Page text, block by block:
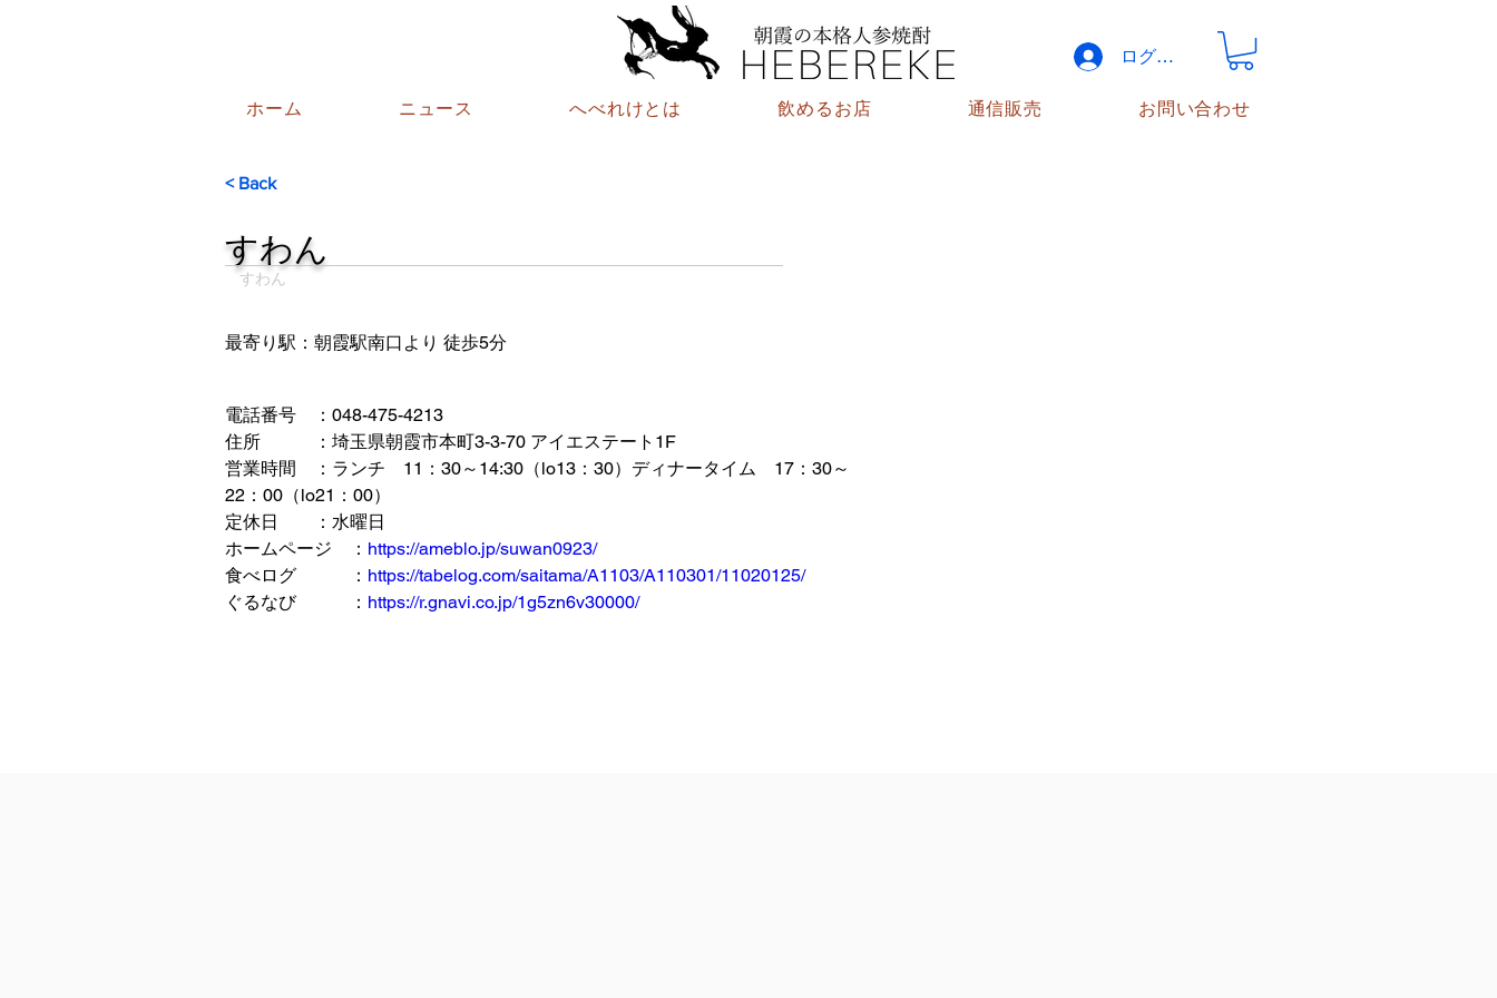
ログイン
ホーム ニュース へべれけとは 飲めるお店 通信販売 お問い合わせ
< Back
すわん
すわん
最寄り駅：朝霞駅南口より 徒歩5分
電話番号　：048-475-4213
住所　　　：埼玉県朝霞市本町3-3-70 アイエステート1F
営業時間　：ランチ　11：30～14:30（lo13：30）ディナータイム　17：30～
22：00（lo21：00）
定休日　　：水曜日
ホームページ　： https://ameblo.jp/suwan0923/
食べログ　　　： https://tabelog.com/saitama/A1103/A110301/11020125/
ぐるなび　　　： https://r.gnavi.co.jp/1g5zn6v30000/